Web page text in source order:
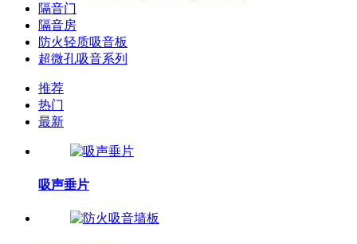
隔音门
隔音房
防火轻质吸音板
超微孔吸音系列
推荐
热门
最新
吸声垂片